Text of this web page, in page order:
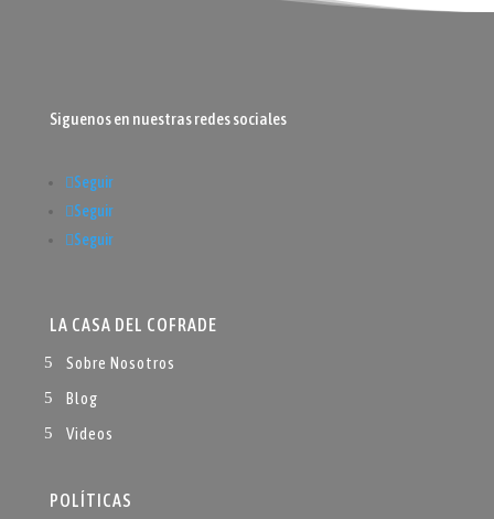
Siguenos en nuestras redes sociales
Seguir
Seguir
Seguir
LA CASA DEL COFRADE
Sobre Nosotros
Blog
Videos
POLÍTICAS